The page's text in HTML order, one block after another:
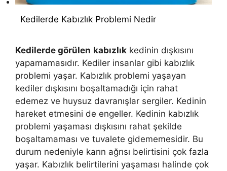
Kedilerde Kabızlık Problemi Nedir
Kedilerde görülen kabızlık kedinin dışkısını
yapamamasıdır. Kediler insanlar gibi kabızlık
problemi yaşar. Kabızlık problemi yaşayan
kediler dışkısını boşaltamadığı için rahat
edemez ve huysuz davranışlar sergiler. Kedinin
hareket etmesini de engeller. Kedinin kabızlık
problemi yaşaması dışkısını rahat şekilde
boşaltamaması ve tuvalete gidememesidir. Bu
durum nedeniyle karın ağrısı belirtisini çok fazla
yaşar. Kabızlık belirtilerini yaşaması halinde çok